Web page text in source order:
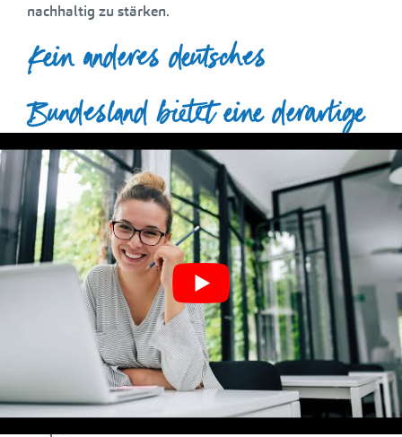
nachhaltig zu stärken.
Kein anderes deutsches
Bundesland bietet eine derartige
Vielfalt an Hochschulen:
Baden-Württemberg bietet mit seiner differenzierten
Hochschullandschaft eine Fülle von
Studienmöglichkeiten.
Die Studierenden haben die Wahl zwischen
Universitäten,
Pädagogischen Hochschulen,
Kunst- und Musikhochschulen,
Hochschulen für angewandte Wissenschaften sowie